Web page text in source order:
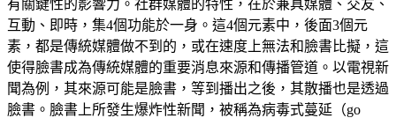
有關鍵性的影響力。社群媒體的特性，在於兼具媒體、交友、
互動、即時，集4個功能於一身。這4個元素中，後面3個元
素，都是傳統媒體做不到的，或在速度上無法和臉書比擬，這
使得臉書成為傳統媒體的重要消息來源和傳播管道。以電視新
聞為例，其來源可能是臉書，等到播出之後，其散播也是透過
臉書。臉書上所發生爆炸性新聞，被稱為病毒式蔓延（go